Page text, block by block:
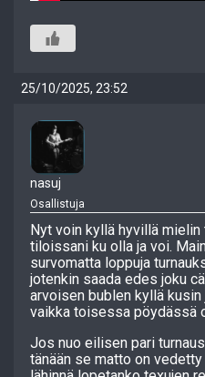
25/10/2025, 23:52
nasuj
Osallistuja
Nyt voin kyllä hyvillä mielin
tiloissani ku olla ja voi.
survomatta loppuja
jotenkin saada edes joku
arvoisen bublen kyllä kusin
vaikka toisessa pöydässä
Jos nuo eilisen pari
tänään se matto on